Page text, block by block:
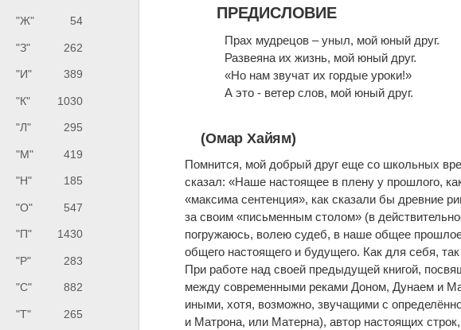
"Ж" 54
"З" 262
"И" 389
"К" 1030
"Л" 295
"М" 419
"Н" 185
"О" 547
"П" 1430
"Р" 283
"С" 882
"Т" 265
ПРЕДИСЛОВИЕ
Прах мудрецов – уныл, мой юный друг.
Развеяна их жизнь, мой юный друг.
«Но нам звучат их гордые уроки!»
А это - ветер слов, мой юный друг.
(Омар Хайям)
Помнится, мой добрый друг еще со школьных
сказал: «Наше настоящее в плену у прошлого,
«максима сентенция», как сказали бы древние
за своим «письменным столом» (в
погружаюсь, волею судеб, в наше общее
общего настоящего и будущего. Как для себя,
При работе над своей предыдущей книгой,
между современными реками Доном, Дунаем и
иными, хотя, возможно, звучащими с
и Матрона, или Матерна), автор настоящих